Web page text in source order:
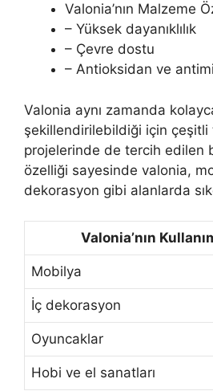
Valonia’nın Malzeme
– Yüksek dayanıklılık
– Çevre dostu
– Antioksidan ve
Valonia aynı zamanda
şekillendirilebildiği için çeşitli
projelerinde de tercih edilen
özelliği sayesinde valonia,
dekorasyon gibi alanlarda
Valonia’nın
Mobilya
İç dekorasyon
Oyuncaklar
Hobi ve el sanatları